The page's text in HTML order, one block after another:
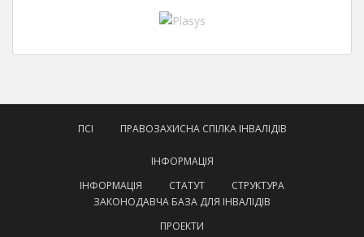
ПСІ ПРАВОЗАХИСНА СПІЛКА ІНВАЛІДІВ
ІНФОРМАЦІЯ
ІНФОРМАЦІЯ
СТАТУТ
СТРУКТУРА
ЗАКОНОДАВЧА БАЗА ДЛЯ ІНВАЛІДІВ
ПРОЕКТИ